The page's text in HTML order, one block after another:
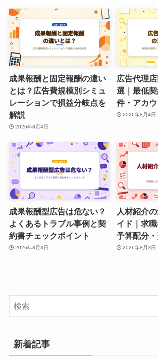
成果報酬と固定報酬の違い
とは？広告費規模別シミュ
レーションで損益分岐点を
解説
2026年8月4日
広告代理
選｜最低
件・アカ
2026年8月4日
成果報酬型広告は危ない？
よくあるトラブル事例と契
約書チェックポイント
2026年8月3日
人材紹介
イド｜求
予算配分
2026年8月3日
新着記事